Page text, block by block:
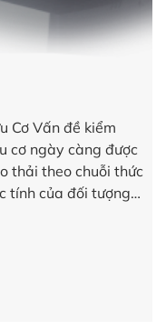
Cơ Vấn đề kiểm
cơ ngày càng được
thải theo chuỗi thức
tính của đối tượng